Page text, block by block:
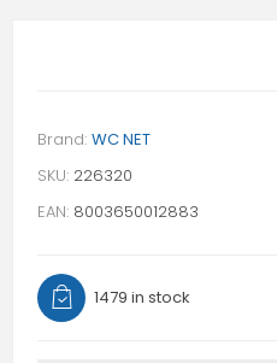
Brand: WC NET
SKU: 226320
EAN: 8003650012883
1479 in stock